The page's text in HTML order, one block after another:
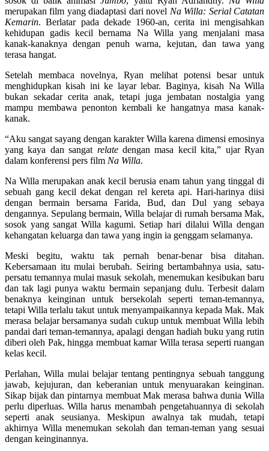
merupakan film yang diadaptasi dari novel Na Willa: Serial Catatan
Kemarin. Berlatar pada dekade 1960-an, cerita ini mengisahkan
kehidupan gadis kecil bernama Na Willa yang menjalani masa
kanak-kanaknya dengan penuh warna, kejutan, dan tawa yang
terasa hangat.
Setelah membaca novelnya, Ryan melihat potensi besar untuk
menghidupkan kisah ini ke layar lebar. Baginya, kisah Na Willa
bukan sekadar cerita anak, tetapi juga jembatan nostalgia yang
mampu membawa penonton kembali ke hangatnya masa kanak-
kanak.
“Aku sangat sayang dengan karakter Willa karena dimensi emosinya
yang kaya dan sangat relatedengan masa kecil kita,” ujar Ryan
dalam konferensi pers film Na Willa.
Na Willa merupakan anak kecil berusia enam tahun yang tinggal di
sebuah gang kecil dekat dengan rel kereta api. Hari-harinya diisi
dengan bermain bersama Farida, Bud, dan Dul yang sebaya
dengannya. Sepulang bermain, Willa belajar di rumah bersama Mak,
sosok yang sangat Willa kagumi. Setiap hari dilalui Willa dengan
kehangatan keluarga dan tawa yang ingin ia genggam selamanya.
Meski begitu, waktu tak pernah benar-benar bisa ditahan.
Kebersamaan itu mulai berubah. Seiring bertambahnya usia, satu-
persatu temannya mulai masuk sekolah, menemukan kesibukan baru
dan tak lagi punya waktu bermain sepanjang dulu. Terbesit dalam
benaknya keinginan untuk bersekolah seperti teman-temannya,
tetapi Willa terlalu takut untuk menyampaikannya kepada Mak. Mak
merasa belajar bersamanya sudah cukup untuk membuat Willa lebih
pandai dari teman-temannya, apalagi dengan hadiah buku yang rutin
diberi oleh Pak, hingga membuat kamar Willa terasa seperti ruangan
kelas kecil.
Perlahan, Willa mulai belajar tentang pentingnya sebuah tanggung
jawab, kejujuran, dan keberanian untuk menyuarakan keinginan.
Sikap bijak dan pintarnya membuat Mak merasa bahwa dunia Willa
perlu diperluas. Willa harus menambah pengetahuannya di sekolah
seperti anak seusianya. Meskipun awalnya tak mudah, tetapi
akhirnya Willa menemukan sekolah dan teman-teman yang sesuai
dengan keinginannya.